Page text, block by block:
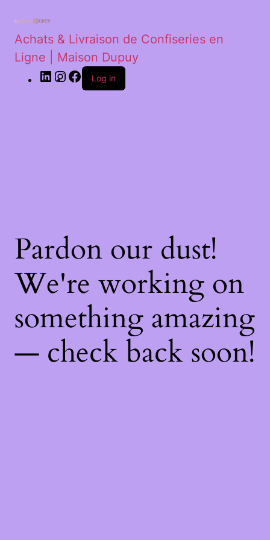
Achats & Livraison de Confiseries en
Ligne | Maison Dupuy
Log in
Pardon our dust!
We're working on
something amazing
— check back soon!